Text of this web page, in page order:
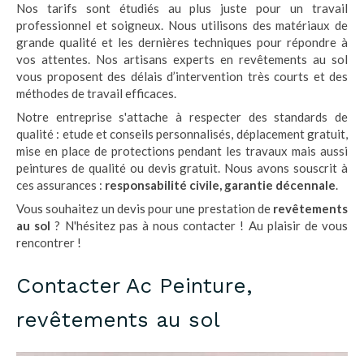
Nos tarifs sont étudiés au plus juste pour un travail
professionnel et soigneux. Nous utilisons des matériaux de
grande qualité et les dernières techniques pour répondre à
vos attentes. Nos artisans experts en revêtements au sol
vous proposent des délais d’intervention très courts et des
méthodes de travail efficaces.
Notre entreprise s'attache à respecter des standards de
qualité : etude et conseils personnalisés, déplacement gratuit,
mise en place de protections pendant les travaux mais aussi
peintures de qualité ou devis gratuit. Nous avons souscrit à
ces assurances : responsabilité civile, garantie décennale.
Vous souhaitez un devis pour une prestation de revêtements
au sol ? N'hésitez pas à nous contacter ! Au plaisir de vous
rencontrer !
Contacter Ac Peinture,
revêtements au sol